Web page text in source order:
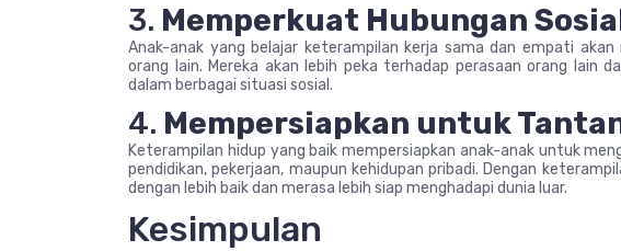
3. Memperkuat Hubungan
Anak-anak yang belajar keterampilan kerja sama dan empati
orang lain. Mereka akan lebih peka terhadap perasaan orang lain
dalam berbagai situasi sosial.
4. Mempersiapkan untuk
Keterampilan hidup yang baik mempersiapkan anak-anak untuk
pendidikan, pekerjaan, maupun kehidupan pribadi. Dengan
dengan lebih baik dan merasa lebih siap menghadapi dunia luar.
Kesimpulan